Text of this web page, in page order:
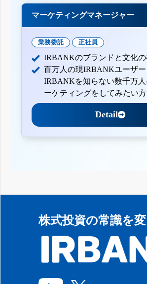
マーケティングマネージャー
業務委託 正社員
IRBANKのブランドと文化の
百万人の現IRBANKユーザ
IRBANKを知らない数千万
ーケティングをしてみたい方
Detail
株式投資の常識を変